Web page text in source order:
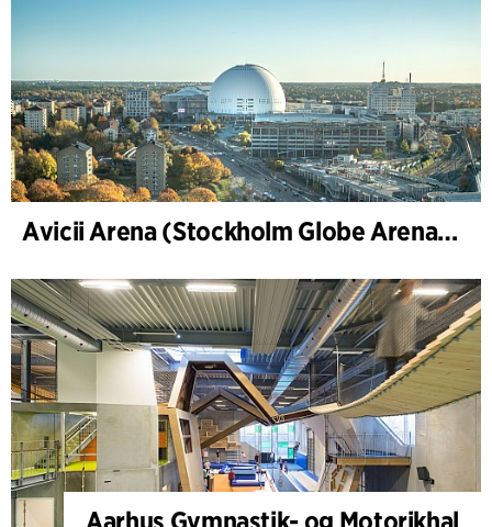
Avicii Arena (Stockholm Globe Arena), renovering og modernisering
Aarhus Gymnastik- og Motorikhal